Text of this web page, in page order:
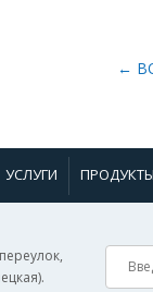
←
УСЛУГИ